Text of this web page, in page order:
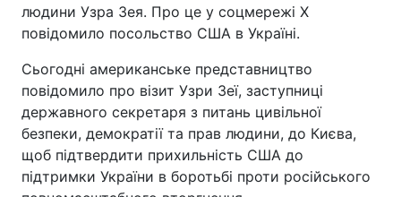
людини Узра Зея. Про це у соцмережі X
повідомило посольство США в Україні.
Сьогодні американське представництво
повідомило про візит Узри Зеї, заступниці
державного секретаря з питань цивільної
безпеки, демократії та прав людини, до Києва,
щоб підтвердити прихильність США до
підтримки України в боротьбі проти російського